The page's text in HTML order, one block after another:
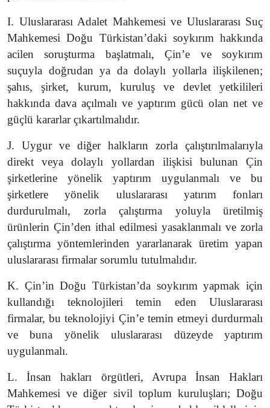
I. Uluslararası Adalet Mahkemesi ve Uluslararası Suç
Mahkemesi Doğu Türkistan’daki soykırım hakkında
acilen soruşturma başlatmalı, Çin’e ve soykırım
suçuyla doğrudan ya da dolaylı yollarla ilişkilenen;
şahıs, şirket, kurum, kuruluş ve devlet yetkilileri
hakkında dava açılmalı ve yaptırım gücü olan net ve
güçlü kararlar çıkartılmalıdır.
J. Uygur ve diğer halkların zorla çalıştırılmalarıyla
direkt veya dolaylı yollardan ilişkisi bulunan Çin
şirketlerine yönelik yaptırım uygulanmalı ve bu
şirketlere yönelik uluslararası yatırım fonları
durdurulmalı, zorla çalıştırma yoluyla üretilmiş
ürünlerin Çin’den ithal edilmesi yasaklanmalı ve zorla
çalıştırma yöntemlerinden yararlanarak üretim yapan
uluslararası firmalar sorumlu tutulmalıdır.
K. Çin’in Doğu Türkistan’da soykırım yapmak için
kullandığı teknolojileri temin eden Uluslararası
firmalar, bu teknolojiyi Çin’e temin etmeyi durdurmalı
ve buna yönelik uluslararası düzeyde yaptırım
uygulanmalı.
L. İnsan hakları örgütleri, Avrupa İnsan Hakları
Mahkemesi ve diğer sivil toplum kuruluşları; Doğu